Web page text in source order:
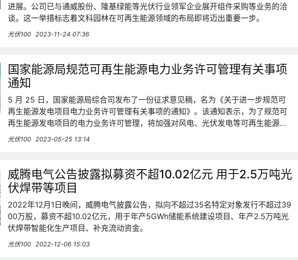
进展。公司已与通威股份、隆基绿能等光伏行业领军企业展开组件采购等业务的洽
谈。这一举措标志着文科园林在可再生能源领域的布局即将迈出重要一步。
光伏100 2023-11-24 07:36
国家能源局规范可再生能源电力业务许可管理有关事项
通知
5 月 25 日，国家能源局综合司发布了一份征求意见稿，名为《关于进一步规范可
再生能源发电项目电力业务许可管理有关事项的通知》。该通知表示，为了规范可
再生能源发电项目的电力业务许可管理，将加强对风电、光伏发电等可再生能源发
电项目的监管。
光伏100 2023-05-25 13:14
威腾电气公告披露拟募资不超10.02亿元 用于2.5万吨光
伏焊带等项目
2022年12月1日晚间，威腾电气披露公告，拟向不超过35名特定对象发行不超过39
00万股，募资不超10.02亿元，用于年产5GWh储能系统建设项目、年产2.5万吨光
伏焊带智能化生产项目、补充流动资金。
光伏100 2022-12-06 15:03